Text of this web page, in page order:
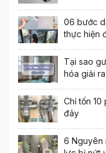
06 bước
thực hiện
Tại sao
hóa giải
Chỉ tốn
đây
6 Nguyên